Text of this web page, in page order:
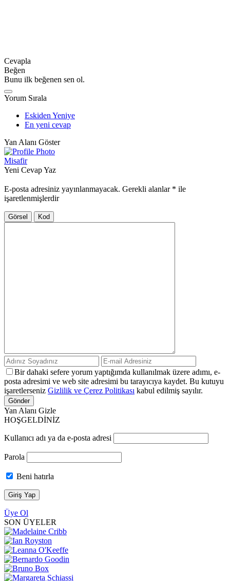
Cevapla
Beğen
Bunu ilk beğenen sen ol.
Yorum Sırala
Eskiden Yeniye
En yeni cevap
Yan Alanı Göster
Misafir
Yeni Cevap Yaz
E-posta adresiniz yayınlanmayacak. Gerekli alanlar * ile
işaretlenmişlerdir
Görsel Kod
Bir dahaki sefere yorum yaptığımda kullanılmak üzere adımı, e-
posta adresimi ve web site adresimi bu tarayıcıya kaydet. Bu kutuyu
işaretlerseniz Gizlilik ve Çerez Politikası kabul edilmiş sayılır.
Yan Alanı Gizle
HOŞGELDİNİZ
Kullanıcı adı ya da e-posta adresi
Parola
Beni hatırla
Üye Ol
SON ÜYELER